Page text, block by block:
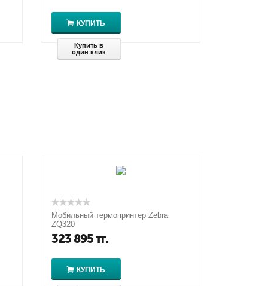
КУПИТЬ
Купить в
один клик
Мобильный термопринтер Zebra
ZQ320
323 895тг.
КУПИТЬ